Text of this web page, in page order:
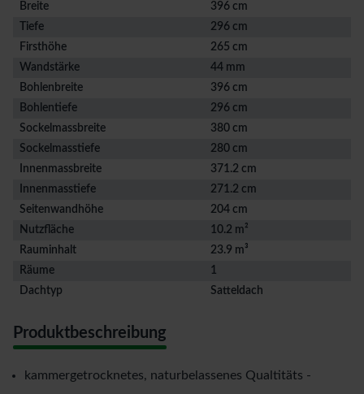
Breite
396 cm
Tiefe
296 cm
Firsthöhe
265 cm
Wandstärke
44 mm
Bohlenbreite
396 cm
Bohlentiefe
296 cm
Sockelmassbreite
380 cm
Sockelmasstiefe
280 cm
Innenmassbreite
371.2 cm
Innenmasstiefe
271.2 cm
Seitenwandhöhe
204 cm
Nutzfläche
10.2 m²
Rauminhalt
23.9 m³
Räume
1
Dachtyp
Satteldach
Produktbeschreibung
kammergetrocknetes, naturbelassenes Qualtitäts -